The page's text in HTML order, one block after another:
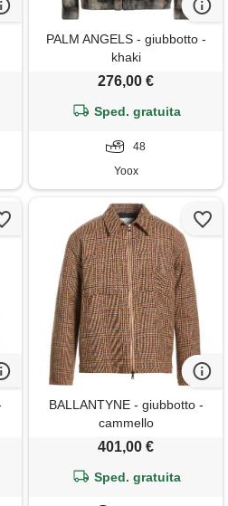
PALM ANGELS - giubbotto -
khaki
276,00 €
Sped. gratuita
48
Yoox
BALLANTYNE - giubbotto -
cammello
401,00 €
Sped. gratuita